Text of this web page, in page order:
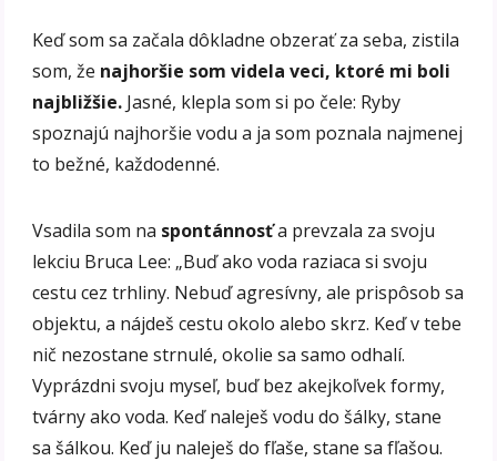
Keď som sa začala dôkladne obzerať za seba, zistila
som, že najhoršie som videla veci, ktoré mi boli
najbližšie. Jasné, klepla som si po čele: Ryby
spoznajú najhoršie vodu a ja som poznala najmenej
to bežné, každodenné.
Vsadila som na spontánnosťa prevzala za svoju
lekciu Bruca Lee: „Buď ako voda raziaca si svoju
cestu cez trhliny. Nebuď agresívny, ale prispôsob sa
objektu, a nájdeš cestu okolo alebo skrz. Keď v tebe
nič nezostane strnulé, okolie sa samo odhalí.
Vyprázdni svoju myseľ, buď bez akejkoľvek formy,
tvárny ako voda. Keď naleješ vodu do šálky, stane
sa šálkou. Keď ju naleješ do fľaše, stane sa fľašou.